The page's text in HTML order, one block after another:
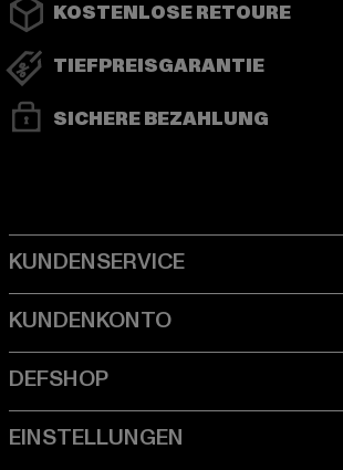
KOSTENLOSE RETOURE
TIEFPREISGARANTIE
SICHERE BEZAHLUNG